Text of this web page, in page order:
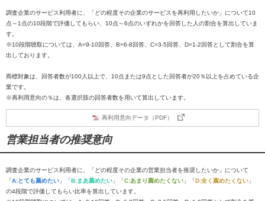
調査企業のサービス利用者に、「どの程度その企業のサービスを再利用したいか」について10
点～1点の10段階で評価してもらい、10点～6点のいずれかを回答した人の割合を算出していま
す。
※10段階聴取については、A=9-10回答、B=6-8回答、C=3-5回答、D=1-2回答として割合を算
出しております。
商標対象は、回答者数が100人以上で、10点または9点とした回答者が20％以上を占めている企
業です。
※再利用意向の％は、各選択肢の回答者数を用いて算出しています。
再利用意向データ（PDF）
営業担当者の推奨意向
調査企業のサービス利用者に、「どの程度その企業の営業担当者を推奨したいか」について
「A:とても薦めたい 」「B:まあ薦めたい 」「C:あまり薦めたくない 」「D:全く薦めたくない 」
の4段階で評価してもらい比率を算出しています。